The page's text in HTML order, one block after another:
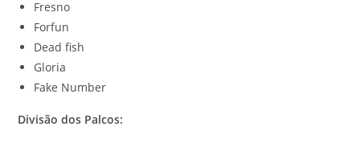
Fresno
Forfun
Dead fish
Gloria
Fake Number
Divisão dos Palcos: